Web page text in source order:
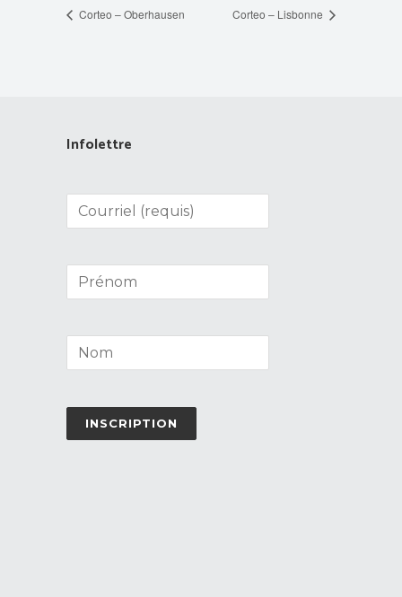
Corteo – Oberhausen Corteo – Lisbonne
Infolettre